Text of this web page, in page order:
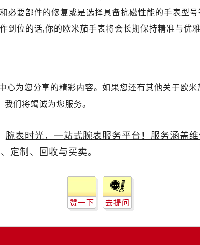
中区民权路28号英利国际金融中心写字楼20层01室（
尔图区会战大街欧米茄售后服务中心（需提前预约）
向阳区长安路欧米茄售后服务中心（需提前预约）
东安区太平路欧米茄售后服务中心（需提前预约）
尔市龙沙区龙华路欧米茄售后服务中心（需提前预约）
市尖山区新兴大街欧米茄售后服务中心（需提前预约）
北林区新华街与康庄路交叉口欧米茄售后服务中心（需
北区明仁南街欧米茄售后服务中心（需提前预约）
江区浑江大街欧米茄售后服务中心（需提前预约）
区人民大街欧米茄售后服务中心（需提前预约）
必要部件的修复或是选择具备抗磁性能的手表型
到位的话,你的欧米茄手表将会长期保持精准与优
心为您分享的精彩内容。如果您还有其他关于欧
们将竭诚为您服务。
赞一下 去提问